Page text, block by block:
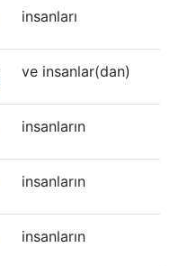
insanları
ve insanlar(dan)
insanların
insanların
insanların